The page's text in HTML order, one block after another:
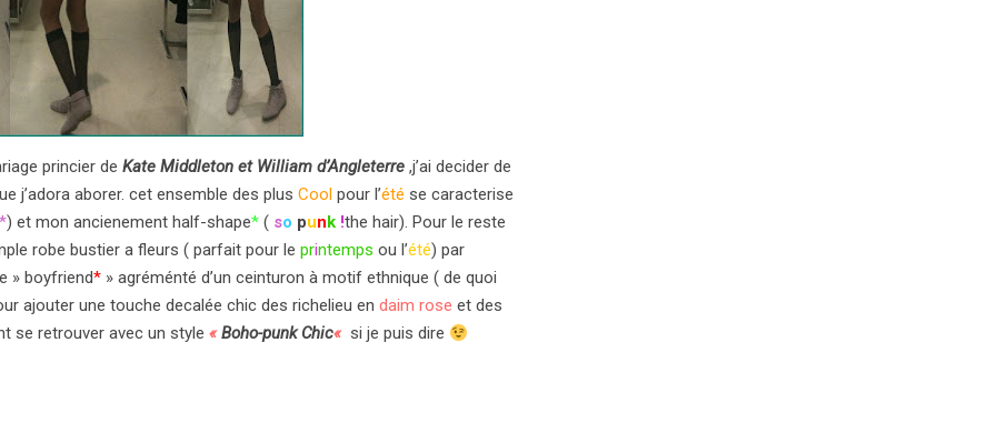
princier de Kate Middleton et William d’Angleterre ,j’ai decider de
j’adora aborer. cet ensemble des plus Cool pour l’été se caracterise
*) et mon ancienement half-shape* ( so punk !the hair). Pour le reste
robe bustier a fleurs ( parfait pour le printemps ou l’été) par
» boyfriend* » agréménté d’un ceinturon à motif ethnique ( de quoi
ajouter une touche decalée chic des richelieu en daim rose et des
se retrouver avec un style «Boho-punk Chic« si je puis dire